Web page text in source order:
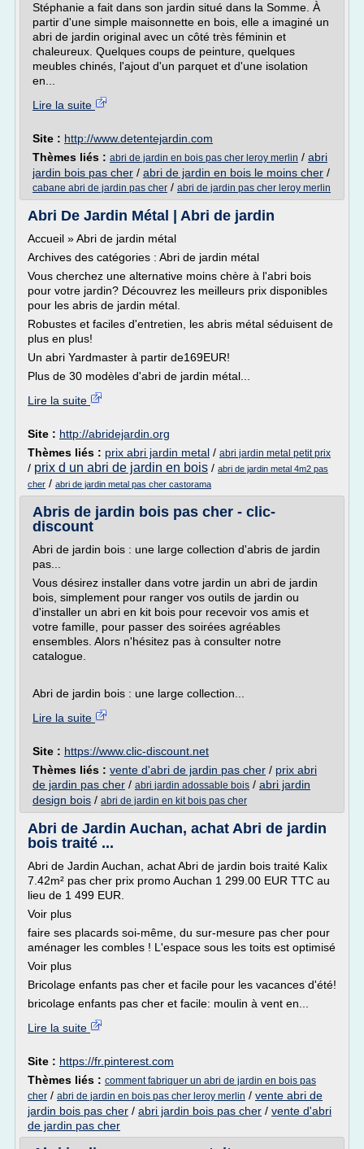
Stéphanie a fait dans son jardin situé dans la Somme. À
partir d'une simple maisonnette en bois, elle a imaginé un
abri de jardin original avec un côté très féminin et
chaleureux. Quelques coups de peinture, quelques
meubles chinés, l'ajout d'un parquet et d'une isolation
en...
Lire la suite
Site : http://www.detentejardin.com
Thèmes liés : abri de jardin en bois pas cher leroy merlin / abri
jardin bois pas cher / abri de jardin en bois le moins cher /
cabane abri de jardin pas cher / abri de jardin pas cher leroy merlin
Abri De Jardin Métal | Abri de jardin
Accueil » Abri de jardin métal
Archives des catégories : Abri de jardin métal
Vous cherchez une alternative moins chère à l'abri bois
pour votre jardin? Découvrez les meilleurs prix disponibles
pour les abris de jardin métal.
Robustes et faciles d'entretien, les abris métal séduisent de
plus en plus!
Un abri Yardmaster à partir de169EUR!
Plus de 30 modèles d'abri de jardin métal...
Lire la suite
Site : http://abridejardin.org
Thèmes liés : prix abri jardin metal / abri jardin metal petit prix
/ prix d un abri de jardin en bois / abri de jardin metal 4m2 pas
cher / abri de jardin metal pas cher castorama
Abris de jardin bois pas cher - clic-
discount
Abri de jardin bois : une large collection d'abris de jardin
pas...
Vous désirez installer dans votre jardin un abri de jardin
bois, simplement pour ranger vos outils de jardin ou
d'installer un abri en kit bois pour recevoir vos amis et
votre famille, pour passer des soirées agréables
ensembles. Alors n'hésitez pas à consulter notre
catalogue.
Abri de jardin bois : une large collection...
Lire la suite
Site : https://www.clic-discount.net
Thèmes liés : vente d'abri de jardin pas cher / prix abri
de jardin pas cher / abri jardin adossable bois / abri jardin
design bois / abri de jardin en kit bois pas cher
Abri de Jardin Auchan, achat Abri de jardin
bois traité ...
Abri de Jardin Auchan, achat Abri de jardin bois traité Kalix
7.42m² pas cher prix promo Auchan 1 299.00 EUR TTC au
lieu de 1 499 EUR.
Voir plus
faire ses placards soi-même, du sur-mesure pas cher pour
aménager les combles ! L'espace sous les toits est optimisé
Voir plus
Bricolage enfants pas cher et facile pour les vacances d'été!
bricolage enfants pas cher et facile: moulin à vent en...
Lire la suite
Site : https://fr.pinterest.com
Thèmes liés : comment fabriquer un abri de jardin en bois pas
cher / abri de jardin en bois pas cher leroy merlin / vente abri de
jardin bois pas cher / abri jardin bois pas cher / vente d'abri
de jardin pas cher